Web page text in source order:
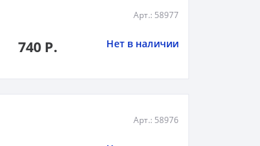
Арт.: 58977
740 Р. Нет в наличии
Арт.: 58976